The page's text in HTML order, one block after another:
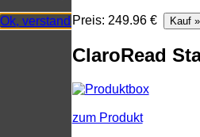
Preis: 249.96 €
ClaroRead
zum Produkt
Ok, verstanden Mehr Infos